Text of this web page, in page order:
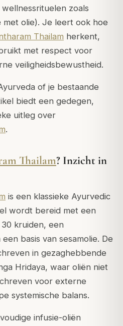
zoals
met olie). Je leert ook hoe
Thailam herkent,
met respect voor
veiligheidsbewustheid.
of je bestaande
biedt een gedegen,
uitleg over
.
Thailam? Inzicht in
is een klassieke Ayurvedic
wordt bereid met een
kruiden, een
een basis van sesamolie. De
in gezaghebbende
Hridaya, waar oliën niet
voor externe
systemische balans.
infusie-oliën